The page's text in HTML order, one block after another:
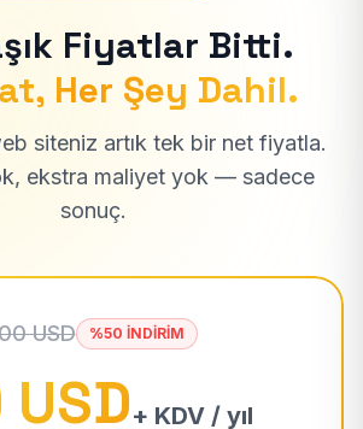
Fiyatlar Bitti.
Her Şey Dahil.
siteniz artık tek bir net fiyatla.
ekstra maliyet yok — sadece
sonuç.
USD %50 İNDİRİM
+ KDV / yıl